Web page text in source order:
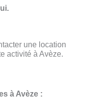
une location
activité à Avèze.
à Avèze :